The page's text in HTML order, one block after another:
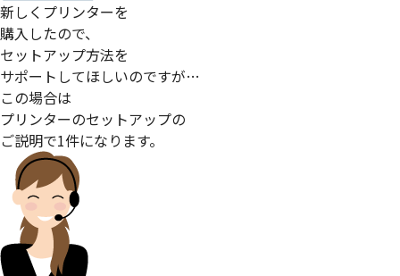
新しくプリンターを
購入したので、
セットアップ方法を
サポートしてほしいのですが…
この場合は
プリンターのセットアップの
ご説明で1件になります。